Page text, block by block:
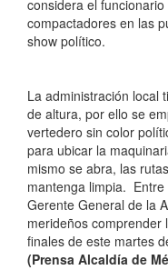
considera el
compactadores en las
show político.
La administración local
de altura, por ello se
vertedero sin color
para ubicar la
mismo se abra, las
mantenga limpia.
Gerente General de la
merideños comprender
finales de este martes
(Prensa Alcaldía de